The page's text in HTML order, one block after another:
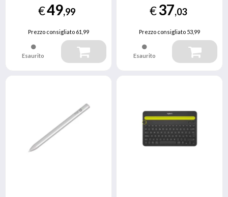
€49,99
Prezzo consigliato61,99
Esaurito
€37,03
Prezzo consigliato 53,99
Esaurito